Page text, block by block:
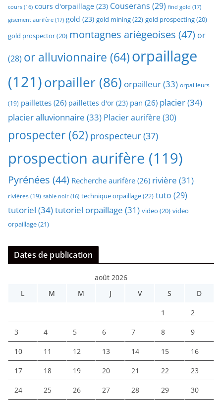
cours (16) cours d'orpaillage (23) Couserans (29) find gold (17)
gisement aurifère (17) gold (23) gold mining(22) gold prospecting(20)
gold prospector(20) montagnes ariègeoises (47) or
(28) or alluvionnaire (64)orpaillage
(121)orpailler (86) orpailleur(33) orpailleurs
(19) paillettes (26) paillettes d'or (23) pan (26) placier(34)
placier alluvionnaire (33) Placier aurifère(30)
prospecter (62) prospecteur (37)
prospection aurifère (119)
Pyrénées (44) Recherche aurifère (26) rivière (31)
rivières(19) sable noir (16) technique orpaillage(22) tuto (29)
tutoriel (34)tutoriel orpaillage (31) video (20) video
orpaillage(21)
Dates de publication
août 2026
L
M M J V S D
1 2
3 4 5 6 7 8 9
10 11 12 13 14 15 16
17 18 19 20 21 22 23
24 25 26 27 28 29 30